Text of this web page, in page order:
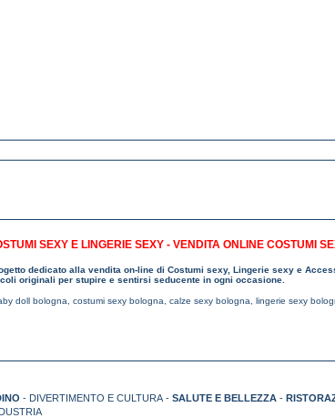
SEXY E LINGERIE SEXY - VENDITA ONLINE COSTUMI
dedicato alla vendita on-line di Costumi sexy, Lingerie sexy e
originali per stupire e sentirsi seducente in ogni occasione.
doll bologna costumi sexy bologna calze sexy bologna lingerie sexy
- DIVERTIMENTO E CULTURA - SALUTE E BELLEZZA -